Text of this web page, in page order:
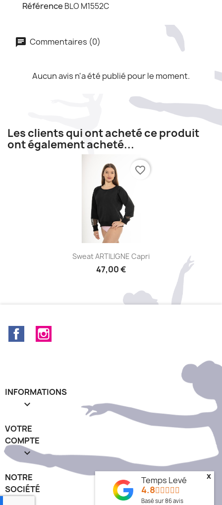
Référence BLO M1552C
Commentaires (0)
Aucun avis n'a été publié pour le moment.
Les clients qui ont acheté ce produit
ont également acheté...
Aperçu rapide
Sweat ARTILIGNE Capri
47,00 €
favorite_border
Facebook
INFORMATIONS

VOTRE
COMPTE

NOTRE
SOCIÉTÉ
Temps Levé
4.8
Basé sur86avis
x